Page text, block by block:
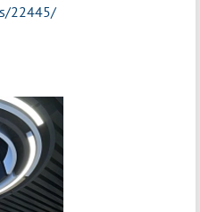
22445/